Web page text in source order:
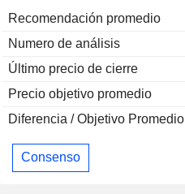
Recomendación promedio
Numero de análisis
Último precio de cierre
Precio objetivo promedio
Diferencia / Objetivo Promedio
Consenso